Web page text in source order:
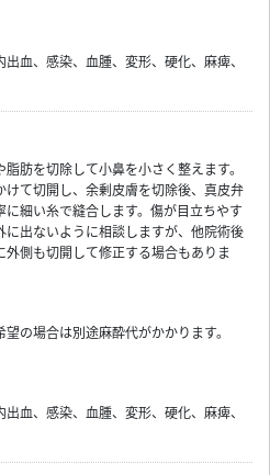
血、感染、血腫、変形、硬化、麻痺、
肪を切除して小鼻を小さく整えます。
て切開し、余剰皮膚を切除後、真皮弁
細い糸で縫合します。傷が目立ちやす
出ないように相談しますが、他院術後
側も切開して修正する場合もありま
の場合は別途麻酔代がかかります。
血、感染、血腫、変形、硬化、麻痺、